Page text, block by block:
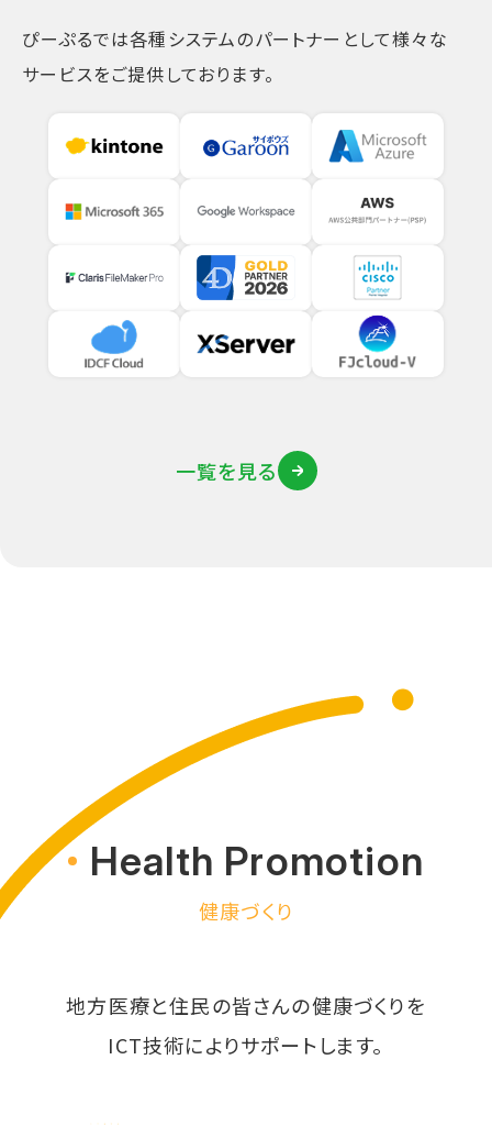
ぴーぷるでは各種システムのパートナーとして様々な
サービスをご提供しております。
一覧を見る
Health Promotion
健康づくり
地方医療と住民の皆さんの健康づくりを
ICT技術によりサポートします。